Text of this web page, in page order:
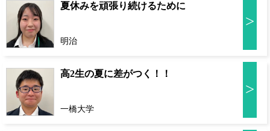
夏休みを頑張り続けるために
明治
>
高2生の夏に差がつく！！
一橋大学
>